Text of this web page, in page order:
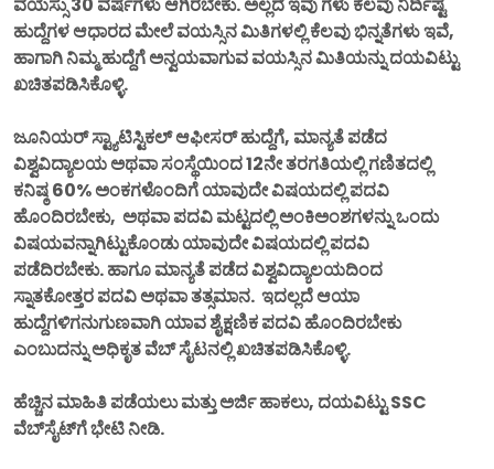
ಹುದ್ದೆಗಳ ಆಧಾರದ ಮೇಲೆ ವಯಸ್ಸಿನ ಮಿತಿಗಳಲ್ಲಿ ಕೆಲವು ಭಿನ್ನತೆಗಳು ಇವೆ,
ಹಾಗಾಗಿ ನಿಮ್ಮ ಹುದ್ದೆಗೆ ಅನ್ವಯವಾಗುವ ವಯಸ್ಸಿನ ಮಿತಿಯನ್ನು ದಯವಿಟ್ಟು
ಖಚಿತಪಡಿಸಿಕೊಳ್ಳಿ.
ಜೂನಿಯರ್ ಸ್ಟ್ಯಾಟಿಸ್ಟಿಕಲ್ ಆಫೀಸರ್ ಹುದ್ದೆಗೆ, ಮಾನ್ಯತೆ ಪಡೆದ
ವಿಶ್ವವಿದ್ಯಾಲಯ ಅಥವಾ ಸಂಸ್ಥೆಯಿಂದ 12ನೇ ತರಗತಿಯಲ್ಲಿ ಗಣಿತದಲ್ಲಿ
ಕನಿಷ್ಠ 60% ಅಂಕಗಳೊಂದಿಗೆ ಯಾವುದೇ ವಿಷಯದಲ್ಲಿ ಪದವಿ
ಹೊಂದಿರಬೇಕು, ಅಥವಾ ಪದವಿ ಮಟ್ಟದಲ್ಲಿ ಅಂಕಿಅಂಶಗಳನ್ನು ಒಂದು
ವಿಷಯವನ್ನಾಗಿಟ್ಟುಕೊಂಡು ಯಾವುದೇ ವಿಷಯದಲ್ಲಿ ಪದವಿ
ಪಡೆದಿರಬೇಕು. ಹಾಗೂ ಮಾನ್ಯತೆ ಪಡೆದ ವಿಶ್ವವಿದ್ಯಾಲಯದಿಂದ
ಸ್ನಾತಕೋತ್ತರ ಪದವಿ ಅಥವಾ ತತ್ಸಮಾನ. ಇದಲ್ಲದೆ ಆಯಾ
ಹುದ್ದೆಗಳಿಗನುಗುಣವಾಗಿ ಯಾವ ಶೈಕ್ಷಣಿಕ ಪದವಿ ಹೊಂದಿರಬೇಕು
ಎಂಬುದನ್ನು ಅಧಿಕೃತ ವೆಬ್ ಸೈಟನಲ್ಲಿ ಖಚಿತಪಡಿಸಿಕೊಳ್ಳಿ.
ಹೆಚ್ಚಿನ ಮಾಹಿತಿ ಪಡೆಯಲು ಮತ್ತು ಅರ್ಜಿ ಹಾಕಲು, ದಯವಿಟ್ಟು SSC
ವೆಬ್‌ಸೈಟ್‌ಗೆ ಭೇಟಿ ನೀಡಿ.